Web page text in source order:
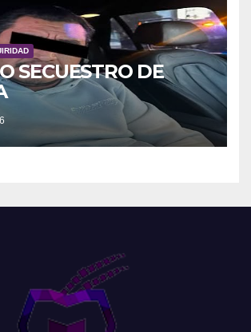
SECUESTRO DE